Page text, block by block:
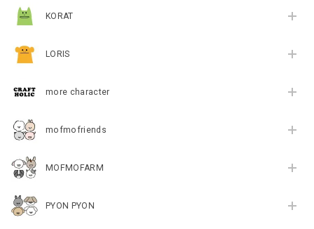
KORAT
LORIS
more character
mofmofriends
MOFMOFARM
PYON PYON